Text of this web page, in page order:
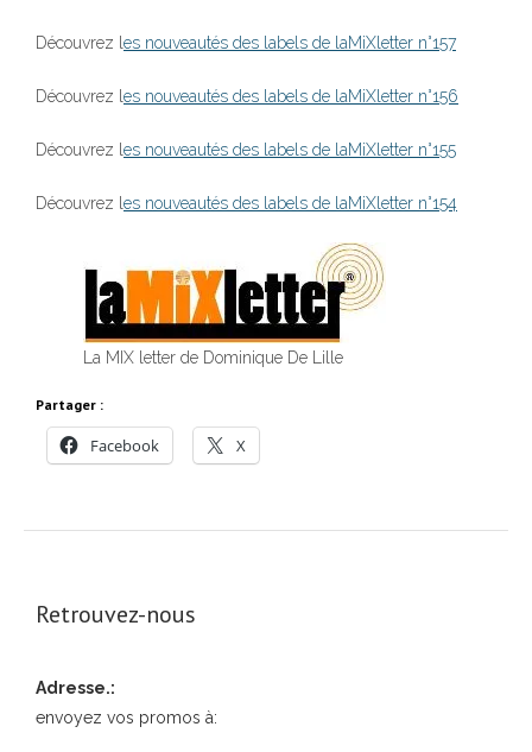
Découvrez l es nouveautés des labels de laMiXletter n°157
Découvrez l es nouveautés des labels de laMiXletter n°156
Découvrez l es nouveautés des labels de laMiXletter n°155
Découvrez l es nouveautés des labels de laMiXletter n°154
La MIX letter de Dominique De Lille
Partager :
Facebook X
Retrouvez-nous
Adresse.:
envoyez vos promos à: